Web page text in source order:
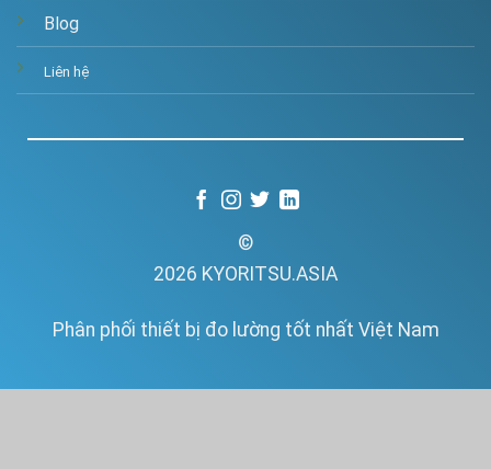
Blog
Liên hệ
©
2026 KYORITSU.ASIA
Phân phối thiết bị đo lường tốt nhất Việt Nam